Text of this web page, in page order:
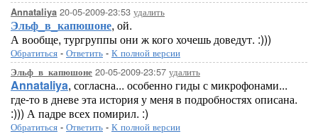
Annataliya 20-05-2009-23:53 удалить
Эльф_в_капюшоне, ой.
А вообще, тургруппы они ж кого хочешь доведут. :)))
Обратиться - Ответить - К полной версии
Эльф_в_капюшоне 20-05-2009-23:57 удалить
Annataliya, согласна... особенно гиды с микрофонами...
где-то в дневе эта история у меня в подробностях описана.
:))) А падре всех помирил. :)
Обратиться - Ответить - К полной версии